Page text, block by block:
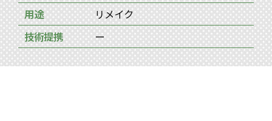
用途
リメイク
技術提携
ー